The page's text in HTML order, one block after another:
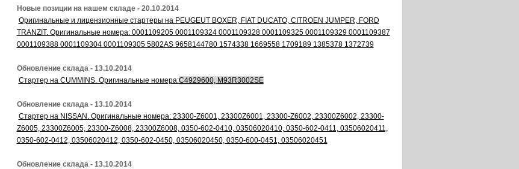
Новые позиции на нашем складе - 20.10.2014
Оригинальные и лицензионные стартеры на PEUGEUT BOXER, FIAT DUCATO, CITROEN JUMPER, FORD
TRANZIT. Оригинальные номера: 0001109205 0001109324 0001109328 0001109325 0001109329 0001109387
0001109388 0001109304 0001109305 5802AS 9658144780 1574338 1669558 1709189 1385378 1372739
Обновление склада - 13.10.2014
Стартер на CUMMINS. Оригинальные номера:C4929600, M93R3002SE
Обновление склада - 13.10.2014
Стартер на NISSAN. Оригинальные номера: 23300-Z6001, 23300Z6001, 23300-Z6002, 23300Z6002, 23300-
Z6005, 23300Z6005, 23300-Z6008, 23300Z6008, 0350-602-0410, 03506020410, 0350-602-0411, 03506020411,
0350-602-0412, 03506020412, 0350-602-0450, 03506020450, 0350-600-0451, 03506020451
Обновление склада - 13.10.2014